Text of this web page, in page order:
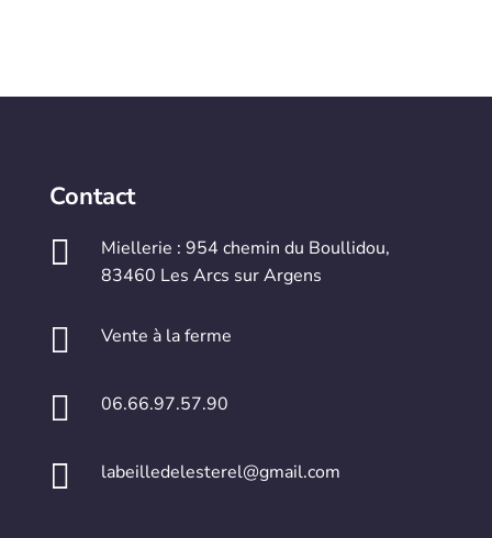
Contact

Miellerie : 954 chemin du Boullidou,
83460 Les Arcs sur Argens
 Vente à la ferme
 06.66.97.57.90
 labeilledelesterel@gmail.com